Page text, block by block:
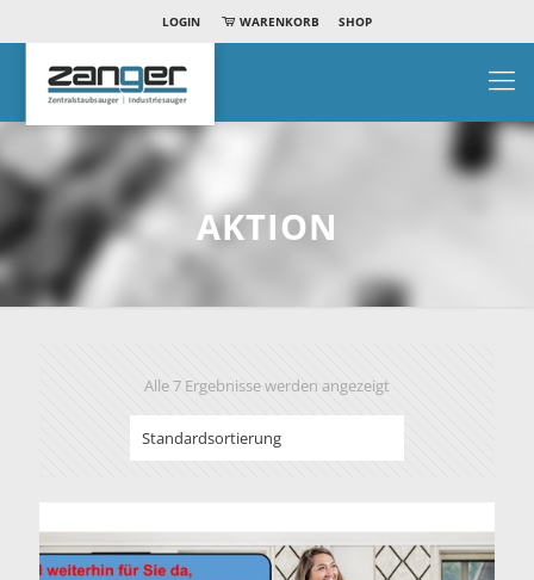
LOGIN WARENKORB SHOP
AKTION
Alle 7 Ergebnisse werden angezeigt